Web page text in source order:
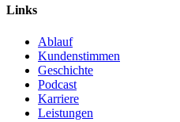
Links
Ablauf
Kundenstimmen
Geschichte
Podcast
Karriere
Leistungen